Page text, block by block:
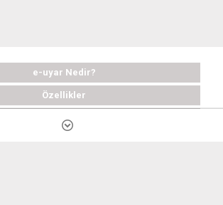
e-uyar Nedir?
Özellikler
Satın Al